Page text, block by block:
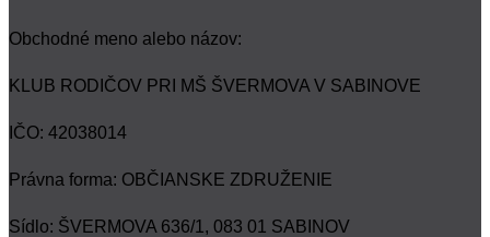
Obchodné meno alebo názov:
KLUB RODIČOV PRI MŠ ŠVERMOVA V SABINOVE
IČO: 42038014
Právna forma: OBČIANSKE ZDRUŽENIE
Sídlo: ŠVERMOVA 636/1, 083 01 SABINOV